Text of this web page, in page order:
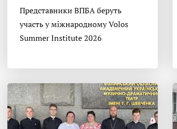
Представники ВПБА беруть
участь у міжнародному Volos
Summer Institute 2026